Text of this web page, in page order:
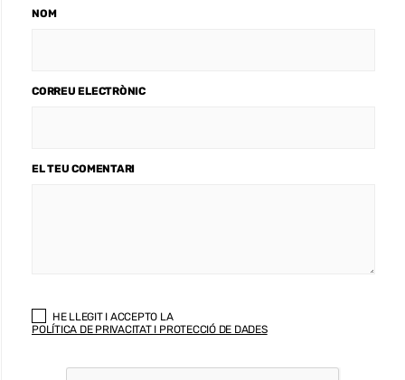
NOM
CORREU ELECTRÒNIC
EL TEU COMENTARI
HE LLEGIT I ACCEPTO LA
POLÍTICA DE PRIVACITAT I PROTECCIÓ DE DADES